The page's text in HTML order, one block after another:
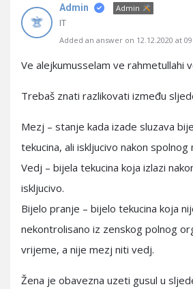
Admin Admin
IT
Added an answer on 12.12.2020 at
Ve alejkumusselam ve rahmetullahi
Trebaš znati razlikovati između
Mezj – stanje kada izade sluzava
tekucina, ali iskljucivo nakon spolnog
Vedj – bijela tekucina koja izlazi
iskljucivo.
Bijelo pranje – bijelo tekucina koja
nekontrolisano iz zenskog polnog
vrijeme, a nije mezj niti vedj.
Žena je obavezna uzeti gusul u